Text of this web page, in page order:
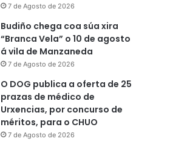
7 de Agosto de 2026
Budiño chega coa súa xira
“Branca Vela” o 10 de agosto
á vila de Manzaneda
7 de Agosto de 2026
O DOG publica a oferta de 25
prazas de médico de
Urxencias, por concurso de
méritos, para o CHUO
7 de Agosto de 2026